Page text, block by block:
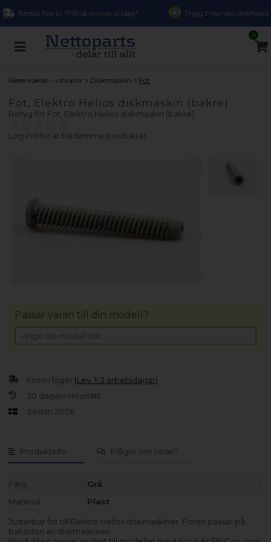
Beställ före kl. 17.00 så skickar vi idag* Trygg E-handel certifierad
0
Reservdelar - vitvaror » Diskmaskin » Fot
Fot, Elektro Helios diskmaskin (bakre)
Betyg för Fot, Elektro Helios diskmaskin (bakre)
Log ind for at bedømme produktet
Produktinfo Frågor om varan?
Färg
Grå
Material
Plast
Justerbar fot till Elektro Helios diskmaskiner. Foten passar på
baksidan av diskmaskinen.
Finns i lager (Lev. 1-3 arbetsdagar)
30 dagars returrätt
Sedan 2006
Passar varan till din modell?